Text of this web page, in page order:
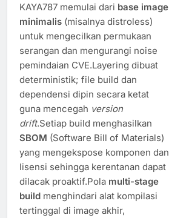
KAYA787 memulai dari base image
minimalis (misalnya distroless)
untuk mengecilkan permukaan
serangan dan mengurangi noise
pemindaian CVE.Layering dibuat
deterministik; file build dan
dependensi dipin secara ketat
guna mencegah version
drift.Setiap build menghasilkan
SBOM (Software Bill of Materials)
yang mengekspose komponen dan
lisensi sehingga kerentanan dapat
dilacak proaktif.Pola multi-stage
build menghindari alat kompilasi
tertinggal di image akhir,